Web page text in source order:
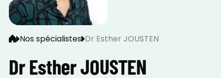
Nos spécialistes Dr Esther JOUSTEN
Dr Esther JOUSTEN